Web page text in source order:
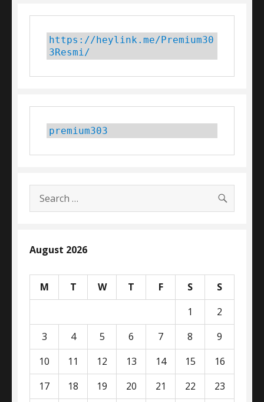
https://heylink.me/Premium30
3Resmi/
premium303
Search
for:
August 2026
M T W T F S
S
1
2
3
4 5 6 7 8
9
10
11 12 13 14 15
16
17
18 19 20 21 22
23